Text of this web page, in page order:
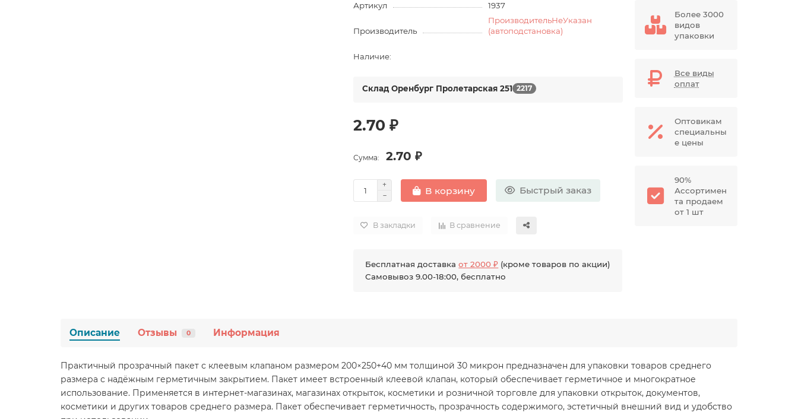
Артикул 1937
Производитель
ПроизводительНеУказан
(автоподстановка)
Наличие:
Склад Оренбург Пролетарская 251 2217
2.70 ₽
Сумма: 2.70 ₽
В корзину Быстрый заказ
В закладки В сравнение
Бесплатная доставкаот 2000 ₽ (кроме товаров по акции)
Самовывоз 9.00-18:00, бесплатно
Более 3000
видов
упаковки
Все виды
оплат
Оптовикам
специальны
е цены
90%
Ассортимен
та продаем
от 1 шт
Описание Отзывы 0 Информация
Практичный прозрачный пакет с клеевым клапаном размером 200×250+40 мм толщиной 30 микрон предназначен для упаковки товаров среднего
размера с надёжным герметичным закрытием. Пакет имеет встроенный клеевой клапан, который обеспечивает герметичное и многократное
использование. Применяется в интернет-магазинах, магазинах открыток, косметики и розничной торговле для упаковки открыток, документов,
косметики и других товаров среднего размера. Пакет обеспечивает герметичность, прозрачность содержимого, эстетичный внешний вид и удобство